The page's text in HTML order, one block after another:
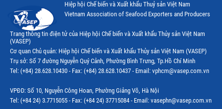
Thị trường Canada
Thị trường Ecuador
Thị trường EU
Thị trường Indonesia
Thị trường Mỹ
Hiệp hội Chế biến và Xuất khẩu Thuỷ sản Việt Nam
Vietnam Association of Seafood Exporters and Producers
Trang thông tin điện tử của Hiệp hội Chế biến và Xuất khẩu Thủy sản Việt Nam
(VASEP)
Cơ quan Chủ quản: Hiệp hội Chế biến và Xuất khẩu Thủy sản Việt Nam (VASEP)
Trụ sở: Số 7 đường Nguyễn Quý Cảnh, Phường Bình Trưng, Tp.Hồ Chí Minh
Tel: (+84) 28.628.10430 - Fax: (+84) 28.628.10437 - Email: vphcm@vasep.com.vn
VPĐD: Số 10, Nguyễn Công Hoan, Phường Giảng Võ, Hà Nội
Tel: (+84 24) 3.7715055 - Fax: (+84 24) 37715084 - Email: vasephn@vasep.com.vn